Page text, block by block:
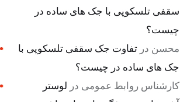
سقفی تلسکوپی با جک های ساده در
چیست؟
محسن در تفاوت جک سقفی تلسکوپی با
جک های ساده در چیست؟
کارشناس روابط عمومی در لوستر